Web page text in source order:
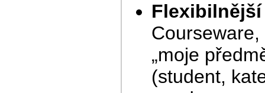
„moje
(student,